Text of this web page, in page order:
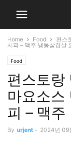
Home Food
편스
시피 – 맥주 냉동삼겹살
Food
편스토랑
마요소스
피 – 맥주
By urjent - 2024년 09